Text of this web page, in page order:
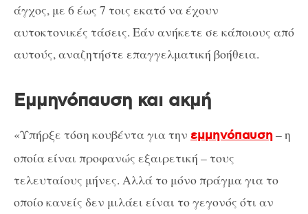
άγχος, με 6 έως 7 τοις εκατό να έχουν
αυτοκτονικές τάσεις. Εάν ανήκετε σε κάποιους από
αυτούς, αναζητήστε επαγγελματική βοήθεια.
Εμμηνόπαυση και ακμή
«Υπήρξε τόση κουβέντα για την εμμηνόπαυση– η
οποία είναι προφανώς εξαιρετική – τους
τελευταίους μήνες. Αλλά το μόνο πράγμα για το
οποίο κανείς δεν μιλάει είναι το γεγονός ότι αν